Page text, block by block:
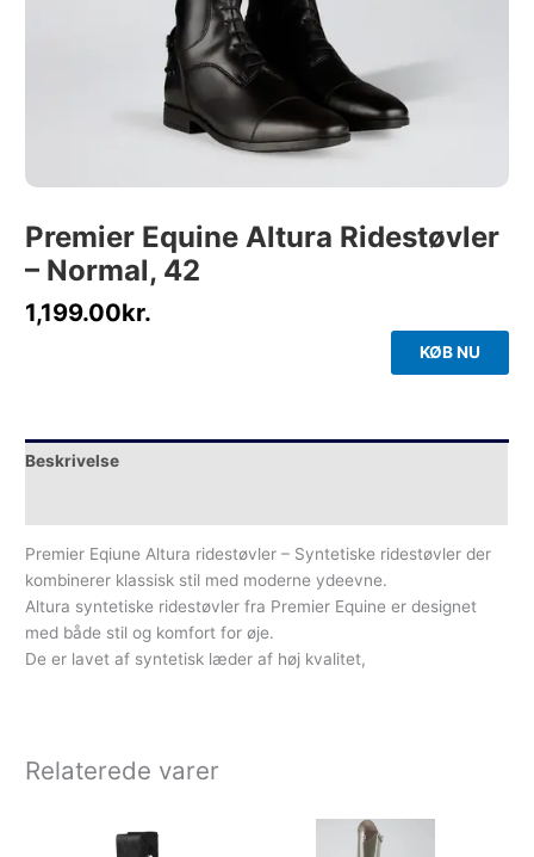
Premier Equine Altura Ridestøvler
– Normal, 42
1,199.00kr.
KØB NU
Beskrivelse
Premier Eqiune Altura ridestøvler – Syntetiske ridestøvler der
kombinerer klassisk stil med moderne ydeevne.
Altura syntetiske ridestøvler fra Premier Equine er designet
med både stil og komfort for øje.
De er lavet af syntetisk læder af høj kvalitet,
Relaterede varer